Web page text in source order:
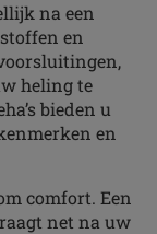
na een
en
heling te
bieden u
en
comfort. Een
net na uw